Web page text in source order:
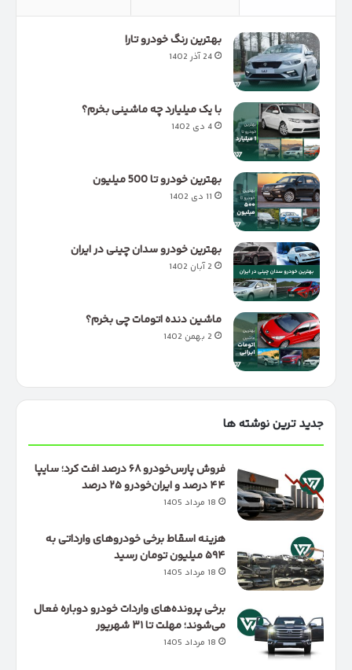
بهترین رنگ خودرو تارا
24 آذر 1402
با یک میلیارد چه ماشینی بخرم؟
4 دی 1402
بهترین خودرو تا 500 میلیون
11 دی 1402
بهترین خودرو سدان چینی در ایران
2 آبان 1402
ماشین دنده اتومات چی بخرم؟
2 بهمن 1402
جدید ترین نوشته ها
فروش پارس‌خودرو ۶۸ درصد افت کرد؛ سایپا
۴۴ درصد و ایران‌خودرو ۲۵ درصد
18 مرداد 1405
هزینه اسقاط برخی خودروهای وارداتی به
۵۹۴ میلیون تومان رسید
18 مرداد 1405
برخی پرونده‌های واردات خودرو دوباره فعال
می‌شوند؛ مهلت تا ۳۱ شهریور
18 مرداد 1405